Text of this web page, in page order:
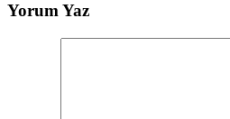
Yorum Yaz